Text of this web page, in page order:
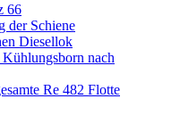
66
der Schiene
Diesellok
nach
Re 482 Flotte